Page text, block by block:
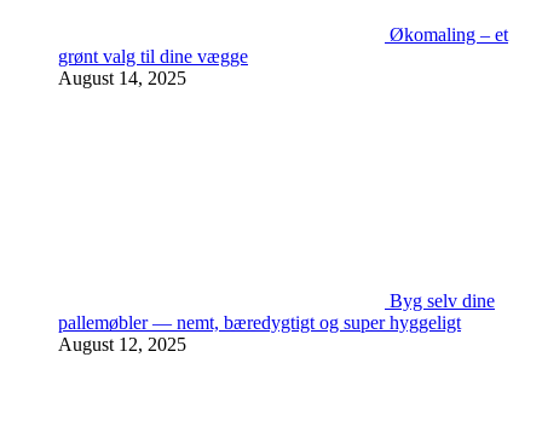
Økomaling – et
grønt valg til dine vægge
August 14, 2025
Byg selv dine
pallemøbler — nemt, bæredygtigt og super hyggeligt
August 12, 2025